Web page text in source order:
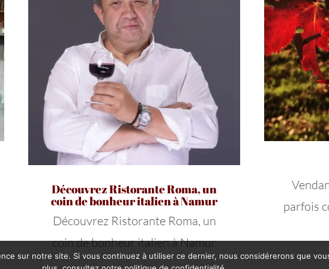
parfois
Découvrez Ristorante Roma, un
coin de bonheur italien à Namur
Découvrez Ristorante Roma, un
coin de bonheur italien à Namur
sur notre site. Si vous continuez à utiliser ce dernier, nous considérerons que